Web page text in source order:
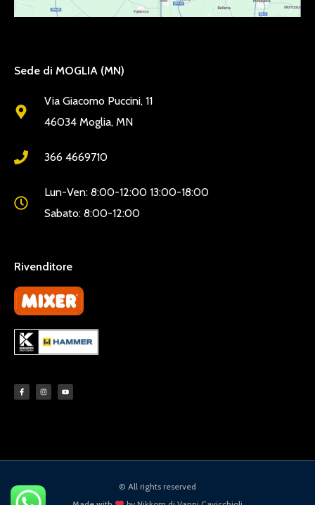
Sede di MOGLIA (MN)
Via Giacomo Puccini, 11
46034 Moglia, MN
366 4669710
Lun-Ven: 8:00-12:00 13:00-18:00
Sabato: 8:00-12:00
Rivenditore
© All rights reserved